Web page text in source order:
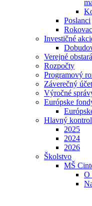
Poslanci
Investičné
Verejné
Rozpočty
Programový
Záverečný účet
Výročné
Európske
Hlavný
2025
2024
2026
Školstvo
MŠ
O